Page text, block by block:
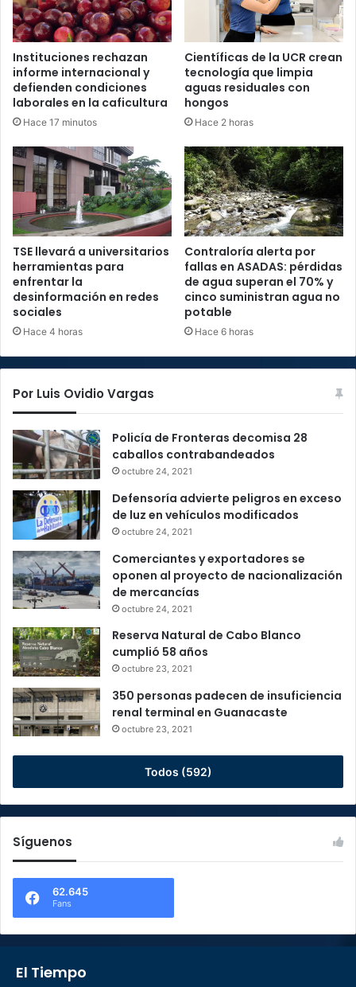
Instituciones rechazan
informe internacional y
defienden condiciones
laborales en la caficultura
Hace 17 minutos
Científicas de la UCR crean
tecnología que limpia
aguas residuales con
hongos
Hace 2 horas
TSE llevará a universitarios
herramientas para
enfrentar la
desinformación en redes
sociales
Hace 4 horas
Contraloría alerta por
fallas en ASADAS: pérdidas
de agua superan el 70% y
cinco suministran agua no
potable
Hace 6 horas
Por Luis Ovidio Vargas
Policía de Fronteras decomisa 28
caballos contrabandeados
octubre 24, 2021
Defensoría advierte peligros en exceso
de luz en vehículos modificados
octubre 24, 2021
Comerciantes y exportadores se
oponen al proyecto de nacionalización
de mercancías
octubre 24, 2021
Reserva Natural de Cabo Blanco
cumplió 58 años
octubre 23, 2021
350 personas padecen de insuficiencia
renal terminal en Guanacaste
octubre 23, 2021
Todos (592)
Síguenos
62.645
Fans
El Tiempo